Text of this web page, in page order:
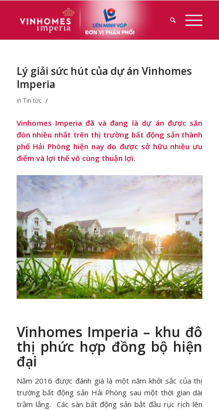
Lý giải sức hút của dự án Vinhomes
Imperia
in Tin tức /
Vinhomes Imperia đã và đang là dự án được săn
đón nhiều nhất trên thị trường bất động sản thành
phố Hải Phòng hiện nay do được sở hữu nhiều ưu
điểm và lợi thế vô cùng thuận lợi.
Vinhomes Imperia – khu đô
thị phức hợp đồng bộ hiện
đại
Năm 2016 được đánh giá là một năm khởi sắc của thị
trường bất động sản Hải Phòng sau một thời gian dài
trầm lắng. Các sàn bất động sản bắt đầu rục rịch lên